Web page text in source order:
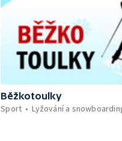
Běžkotoulky
Sport
Lyžování a